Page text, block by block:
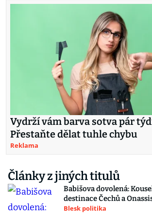
Vydrží vám barva sotva pár
Přestaňte dělat tuhle chybu
Reklama
Články z jiných titulů
Babišova dovolená:
destinace Čechů a
Blesk politika